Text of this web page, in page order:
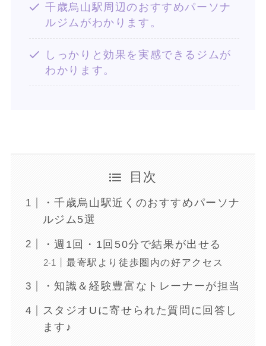
千歳烏山駅周辺のおすすめパーソナ
ルジムがわかります。
しっかりと効果を実感できるジムが
わかります。
目次
・千歳烏山駅近くのおすすめパーソナ
ルジム5選
・週1回・1回50分で結果が出せる
最寄駅より徒歩圏内の好アクセス
・知識＆経験豊富なトレーナーが担当
スタジオUに寄せられた質問に回答し
ます♪